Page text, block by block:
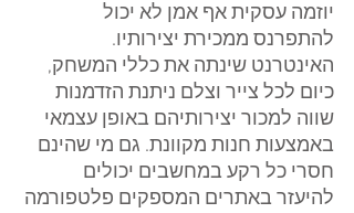
יוזמה עסקית אף אמן לא יכול
להתפרנס ממכירת יצירותיו.
האינטרנט שינתה את כללי המשחק,
כיום לכל צייר וצלם ניתנת הזדמנות
שווה למכור יצירותיהם באופן עצמאי
באמצעות חנות מקוונת. גם מי שהינם
חסרי כל רקע במחשבים יכולים
להיעזר באתרים המספקים פלטפורמה